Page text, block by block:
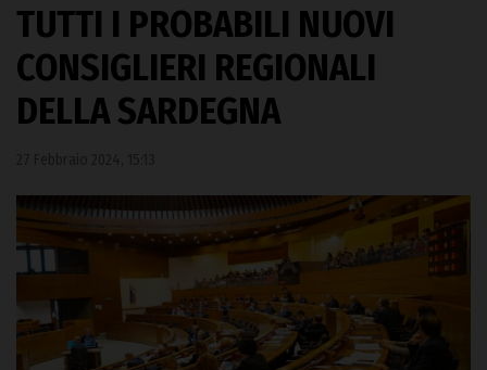
TUTTI I PROBABILI NUOVI
CONSIGLIERI REGIONALI
DELLA SARDEGNA